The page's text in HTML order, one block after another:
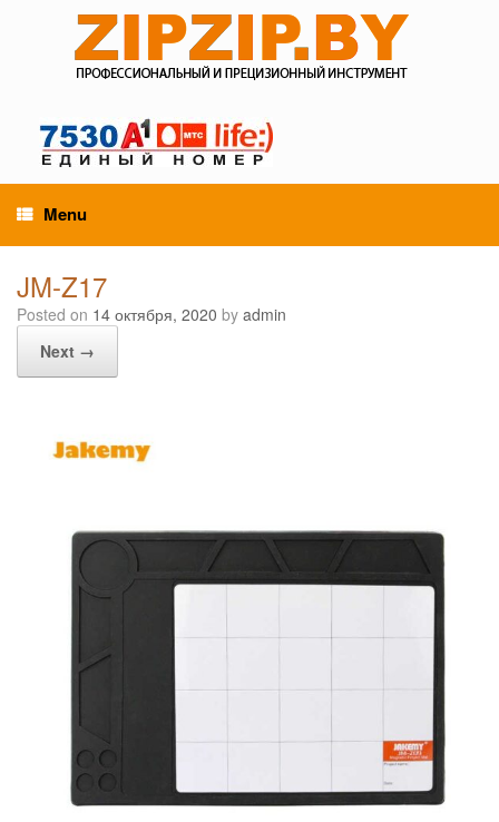
Menu
JM-Z17
Posted on 14 октября, 2020 by admin
Next →